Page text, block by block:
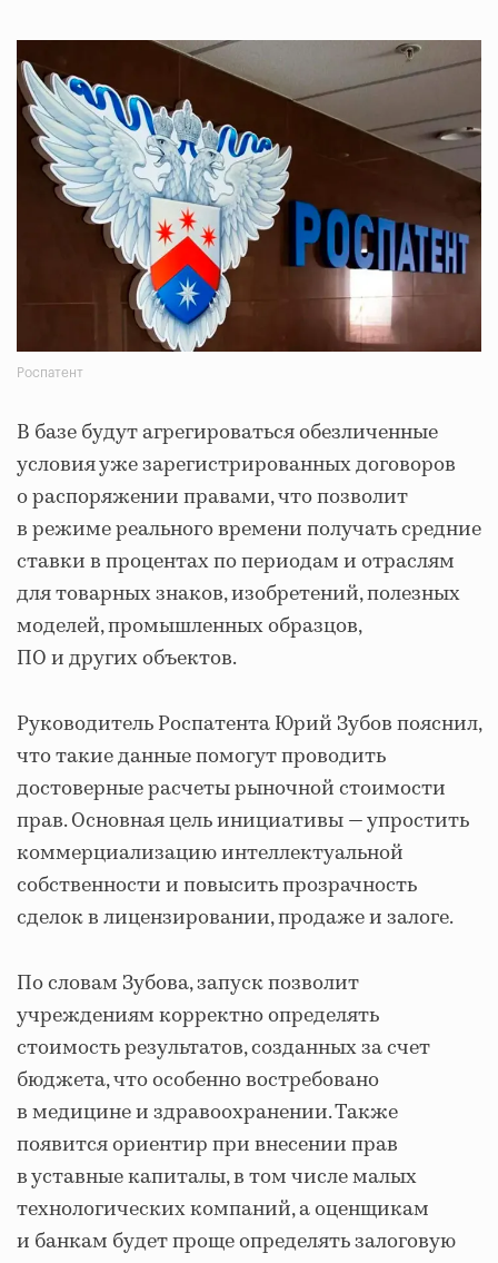
Роспатент
В базе будут агрегироваться обезличенные
условия уже зарегистрированных договоров
о распоряжении правами, что позволит
в режиме реального времени получать средние
ставки в процентах по периодам и отраслям
для товарных знаков, изобретений, полезных
моделей, промышленных образцов,
ПО и других объектов.
Руководитель Роспатента Юрий Зубов пояснил,
что такие данные помогут проводить
достоверные расчеты рыночной стоимости
прав. Основная цель инициативы — упростить
коммерциализацию интеллектуальной
собственности и повысить прозрачность
сделок в лицензировании, продаже и залоге.
По словам Зубова, запуск позволит
учреждениям корректно определять
стоимость результатов, созданных за счет
бюджета, что особенно востребовано
в медицине и здравоохранении. Также
появится ориентир при внесении прав
в уставные капиталы, в том числе малых
технологических компаний, а оценщикам
и банкам будет проще определять залоговую